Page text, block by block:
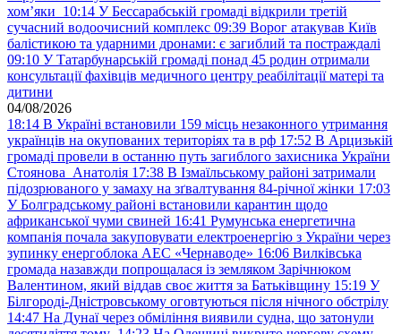
хом’яки 10:14 У Бессарабській громаді відкрили третій
сучасний водоочисний комплекс 09:39 Ворог атакував Київ
балістикою та ударними дронами: є загиблий та постраждалі
09:10 У Татарбунарській громаді понад 45 родин отримали
консультації фахівців медичного центру реабілітації матері та
дитини
04/08/2026
18:14 В Україні встановили 159 місць незаконного утримання
українців на окупованих територіях та в рф 17:52 В Арцизькій
громаді провели в останню путь загиблого захисника України
Стоянова Анатолія 17:38 В Ізмаїльському районі затримали
підозрюваного у замаху на зґвалтування 84-річної жінки 17:03
У Болградському районі встановили карантин щодо
африканської чуми свиней 16:41 Румунська енергетична
компанія почала закуповувати електроенергію з України через
зупинку енергоблока АЕС «Чернаводе» 16:06 Вилківська
громада назавжди попрощалася із земляком Зарічнюком
Валентином, який віддав своє життя за Батьківщину 15:19 У
Білгороді-Дністровському оговтуються після нічного обстрілу
14:47 На Дунаї через обміління виявили судна, що затонули